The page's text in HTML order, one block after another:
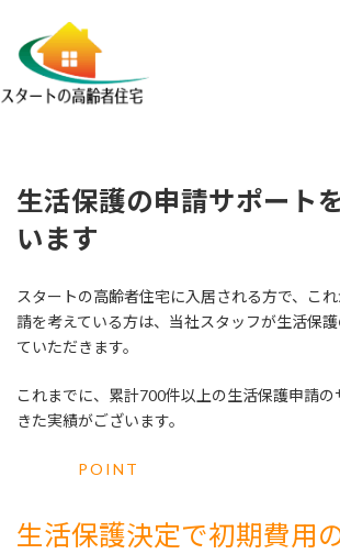
ツ
シ
生活保護の申請サポート
います
スタートの高齢者住宅に入居される方で、こ
請を考えている方は、当社スタッフが生活保
ていただきます。
これまでに、累計700件以上の生活保護申請の
きた実績がございます。
POINT
生活保護決定で初期費用